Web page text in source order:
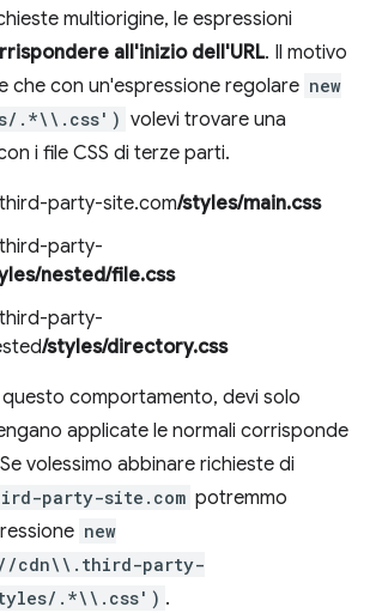
multiorigine, le espressioni
all'inizio dell'URL. Il motivo
che con un'espressione regolare new
.*\\.css') volevi trovare una
i file CSS di terze parti.
party-site.com/styles/main.css
party-
nested/file.css
party-
/styles/directory.css
comportamento, devi solo
applicate le normali corrisponde
volessimo abbinare richieste di
party-site.com potremmo
new
cdn\\.third-party-
.*\\.css') .